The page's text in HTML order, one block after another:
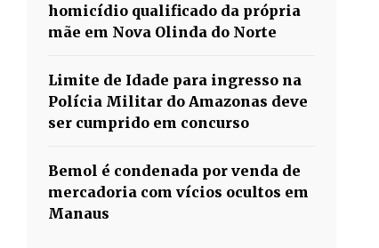
homicídio qualificado da própria
mãe em Nova Olinda do Norte
Limite de Idade para ingresso na
Polícia Militar do Amazonas deve
ser cumprido em concurso
Bemol é condenada por venda de
mercadoria com vícios ocultos em
Manaus